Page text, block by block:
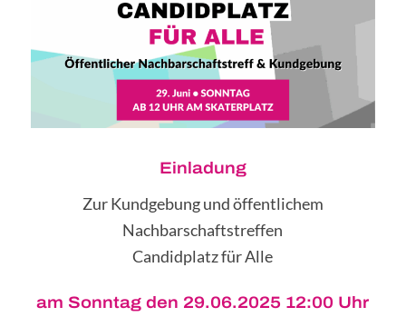
Einladung
Zur Kundgebung und öffentlichem
Nachbarschaftstreffen
Candidplatz für Alle
am Sonntag den 29.06.2025 12:00 Uhr